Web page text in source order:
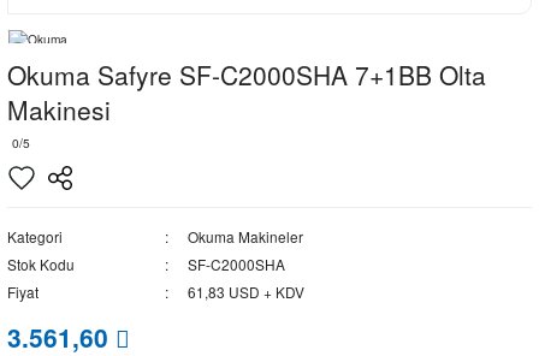
Okuma Safyre SF-C2000SHA 7+1BB Olta
Makinesi
0/5
Kategori
Okuma Makineler
Stok Kodu
SF-C2000SHA
Fiyat
61,83 USD + KDV
3.561,60